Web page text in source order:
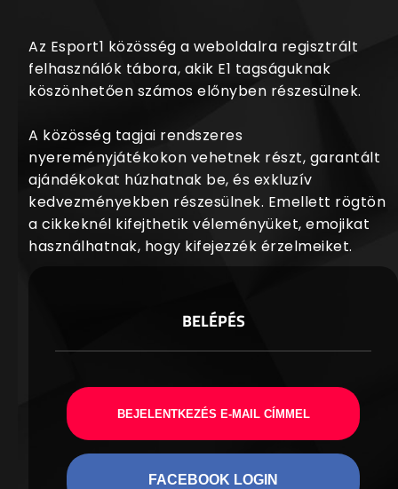
Az Esport1 közösség a weboldalra regisztrált
felhasználók tábora, akik E1 tagságuknak
köszönhetően számos előnyben részesülnek.
A közösség tagjai rendszeres
nyereményjátékokon vehetnek részt, garantált
ajándékokat húzhatnak be, és exkluzív
kedvezményekben részesülnek. Emellett rögtön
a cikkeknél kifejthetik véleményüket, emojikat
használhatnak, hogy kifejezzék érzelmeiket.
BELÉPÉS
BEJELENTKEZÉS E-MAIL CÍMMEL
FACEBOOK LOGIN